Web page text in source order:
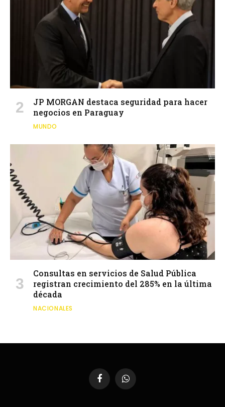
JP MORGAN destaca seguridad para hacer
negocios en Paraguay
MUNDO
Consultas en servicios de Salud Pública
registran crecimiento del 285% en la última
década
NACIONALES
FacebookWhatsApp